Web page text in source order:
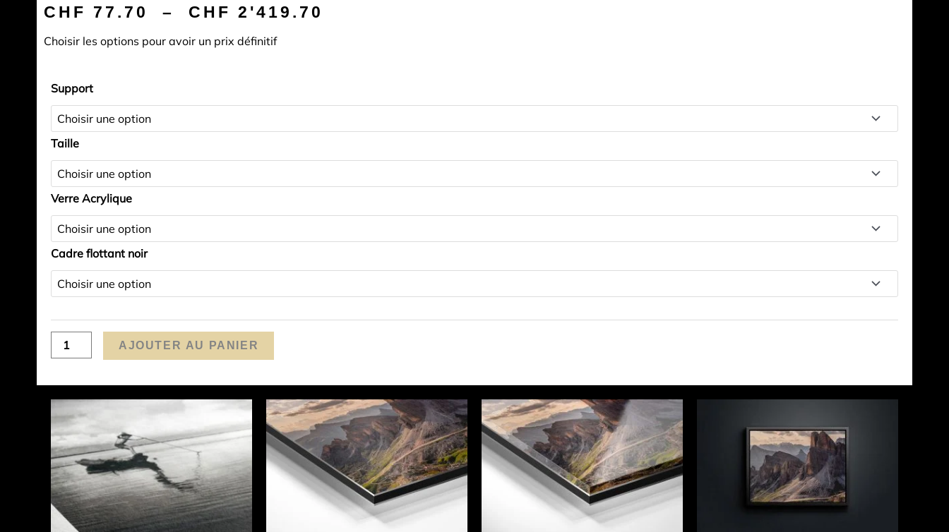
CHF 77.70 – CHF 2'419.70
CHF 2'419.70
Choisir les options pour avoir un prix définitif
Support
Taille
Verre Acrylique
Cadre flottant noir
de
Les
dents
du
midi
AJOUTER AU PANIER